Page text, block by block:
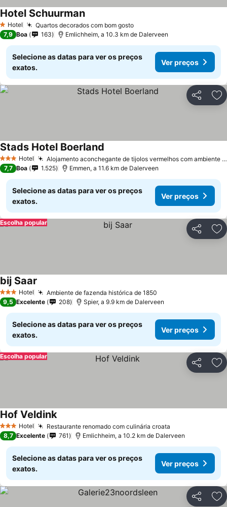
1 Estrelas
Hotel Quartos decorados com bom gosto
Hotel Schuurman
7,9 Boa 163 Emlichheim, a 10.3 km de Dalerveen
Selecione as datas para ver os preços
exatos.
Ver preços
Partilhar
3 EstrelasHotel Alojamento aconchegante de tijolos vermelhos com ambiente acolhedor
Stads Hotel Boerland
7,7 Boa 1.525 Emmen, a 11.6 km de Dalerveen
Selecione as datas para ver os preços
exatos.
Ver preços
Partilhar
Escolha popular
3 EstrelasHotel Ambiente de fazenda histórica de 1850
bij Saar
9,5 Excelente 208 Spier, a 9.9 km de Dalerveen
Selecione as datas para ver os preços
exatos.
Ver preços
Partilhar
Escolha popular
3 EstrelasHotel Restaurante renomado com culinária croata
Hof Veldink
8,7 Excelente 761 Emlichheim, a 10.2 km de Dalerveen
Selecione as datas para ver os preços
exatos.
Ver preços
Partilhar